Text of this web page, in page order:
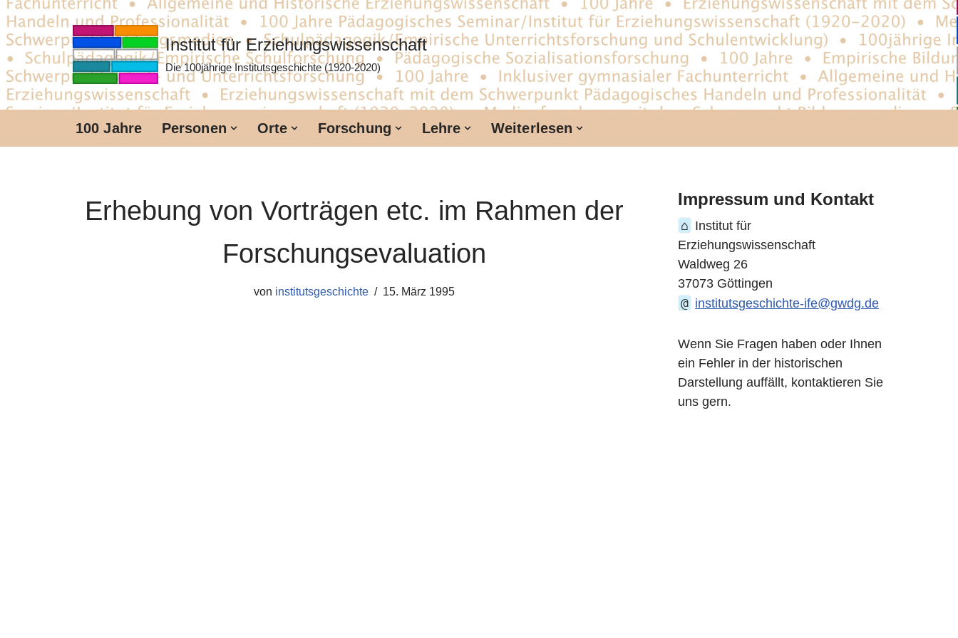
Zum
Inhalt
springen
Institut für Erziehungswissenschaft
Die 100jährige Institutsgeschichte (1920-2020)
100 Jahre Personen Orte Forschung Lehre Weiterlesen
Erhebung von Vorträgen etc. im Rahmen der
Forschungsevaluation
von institutsgeschichte 15. März 1995
Impressum und Kontakt
⌂ Institut für
Erziehungswissenschaft
Waldweg 26
37073 Göttingen
@ institutsgeschichte-ife@gwdg.de
Wenn Sie Fragen haben oder Ihnen
ein Fehler in der historischen
Darstellung auffällt, kontaktieren Sie
uns gern.